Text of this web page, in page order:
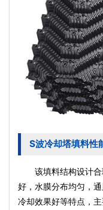
S波冷却塔填料性
该填料结构设计合
好，水膜分布均匀，
冷却效果好等特点，